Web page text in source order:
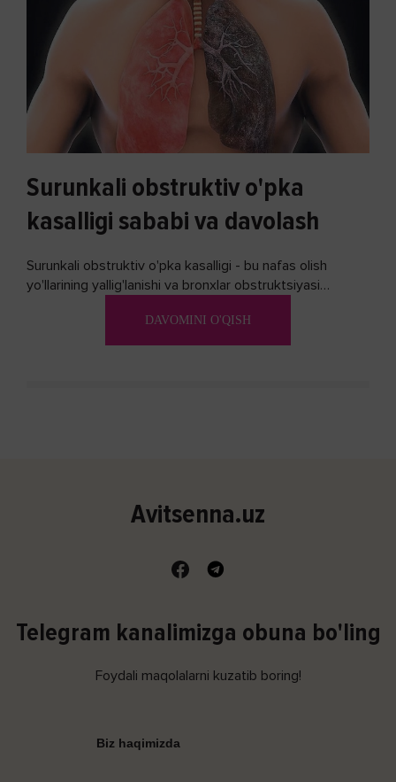
Surunkali obstruktiv o'pka
kasalligi sababi va davolash
Surunkali obstruktiv o'pka kasalligi - bu nafas olish
yo'llarining yallig'lanishi va bronxlar obstruktsiyasi
DAVOMINI O'QISH
Avitsenna.uz
Telegram kanalimizga obuna bo'ling
Foydali maqolalarni kuzatib boring!
Biz haqimizda